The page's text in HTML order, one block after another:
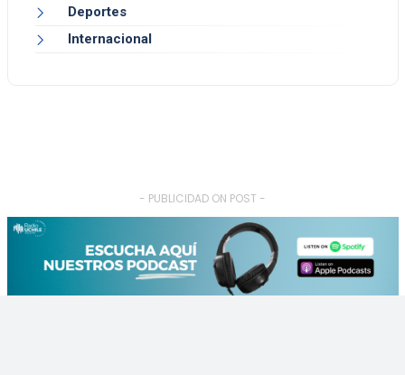
Deportes
Internacional
- PUBLICIDAD ON POST -